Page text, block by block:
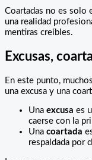
Coartadas no es solo
una realidad
mentiras creíbles.
Excusas,
En este punto,
una excusa y una
Una excusa es
caerse con la
Una coartada
respaldada por